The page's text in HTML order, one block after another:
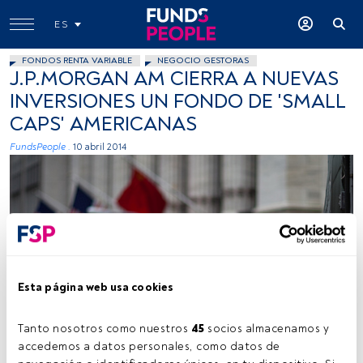
Esta página web usa cookies
Tanto nosotros como nuestros 45 socios almacenamos y
accedemos a datos personales, como datos de
ES
FONDOS RENTA VARIABLE NEGOCIO GESTORAS
J.P.MORGAN AM CIERRA A NUEVAS
INVERSIONES UN FONDO DE 'SMALL
CAPS' AMERICANAS
FundsPeople . 10 abril 2014
Pamhule, Flickr, Creative Commons
Tiempo lectura: 1 min.